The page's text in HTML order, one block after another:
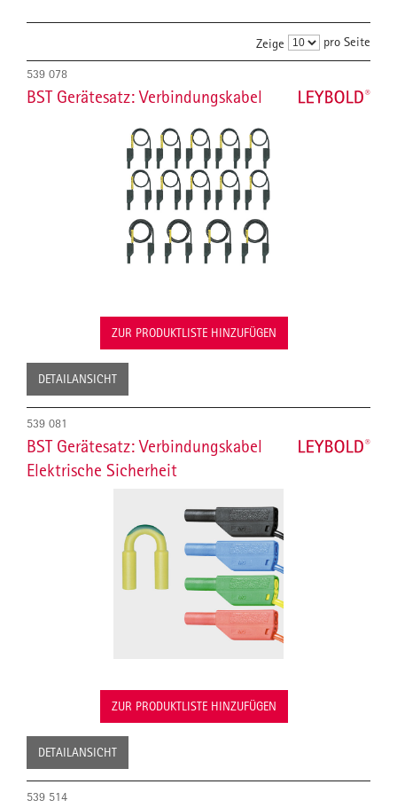
Zeige pro Seite
539 078
BST Gerätesatz: Verbindungskabel
ZUR PRODUKTLISTE HINZUFÜGEN
DETAILANSICHT
539 081
BST Gerätesatz: Verbindungskabel
Elektrische Sicherheit
ZUR PRODUKTLISTE HINZUFÜGEN
DETAILANSICHT
539 514